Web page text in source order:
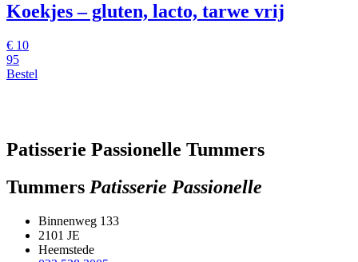
Koekjes – gluten, lacto, tarwe vrij
€ 10
95
Bestel
Patisserie Passionelle Tummers
Tummers Patisserie Passionelle
Binnenweg 133
2101 JE
Heemstede